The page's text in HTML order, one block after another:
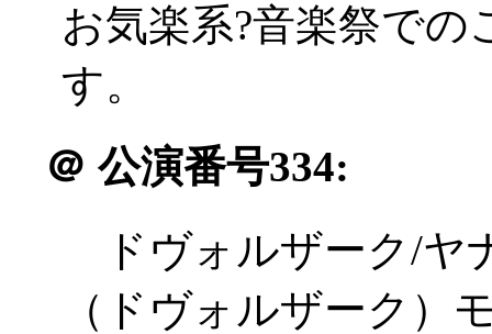
お気楽系?音楽祭で
す。
＠ 公演番号334:
ドヴォルザーク/ヤ
（ドヴォルザーク）